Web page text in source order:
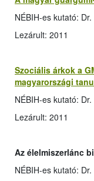
NÉBIH-es kutató:
Lezárult: 2011
Szociális árkok a
magyarországi
NÉBIH-es kutató:
Lezárult: 2011
Az élelmiszerlánc
NÉBIH-es kutató: